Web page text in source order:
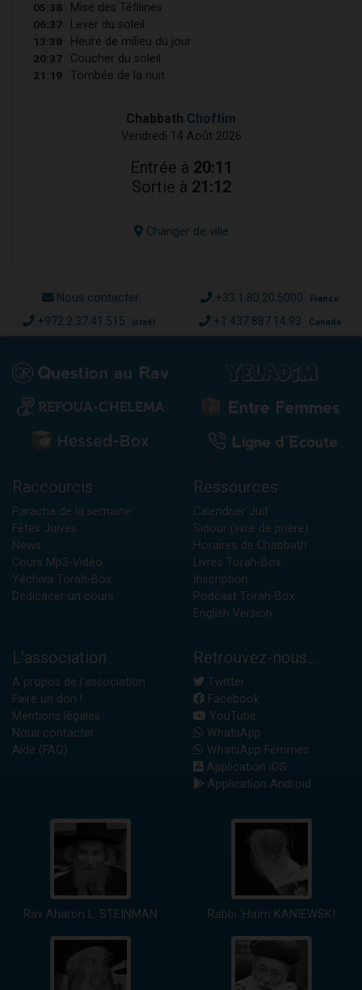
05:38 Mise des Téfilines
06:37 Lever du soleil
13:38 Heure de milieu du jour
20:37 Coucher du soleil
21:19 Tombée de la nuit
Chabbath Choftim
Vendredi 14 Août 2026
Entrée à 20:11
Sortie à 21:12
Changer de ville
Nous contacter +33.1.80.20.5000 France
+972.2.37.41.515 Israël +1.437.887.14.93 Canada
Raccourcis
Paracha de la semaine
Fêtes Juives
News
Cours Mp3-Vidéo
Yéchiva Torah-Box
Dédicacer un cours
Ressources
Calendrier Juif
Sidour (livre de prière)
Horaires de Chabbath
Livres Torah-Box
Inscription
Podcast Torah-Box
English Version
L'association
A propos de l'association
Faire un don !
Mentions légales
Nous contacter
Aide (FAQ)
Retrouvez-nous...
Twitter
Facebook
YouTube
WhatsApp
WhatsApp Femmes
Application iOS
Application Android
Rav Aharon L. STEINMAN Rabbi 'Haïm KANIEWSKI